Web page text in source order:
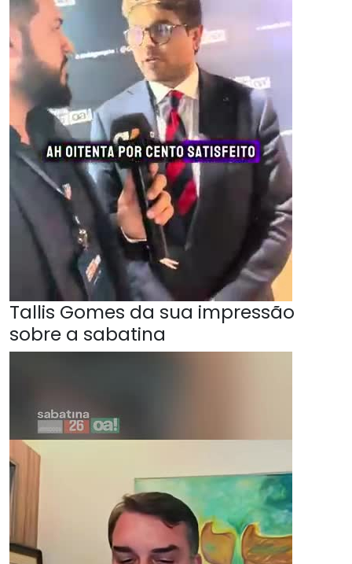
Tallis Gomes da sua impressão
sobre a sabatina